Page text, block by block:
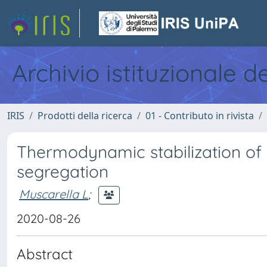
Archivio istituzionale
IRIS Prodotti della ricerca 01 - Contributo in rivista
Thermodynamic stabilization
segregation
Muscarella L;
2020-08-26
Abstract